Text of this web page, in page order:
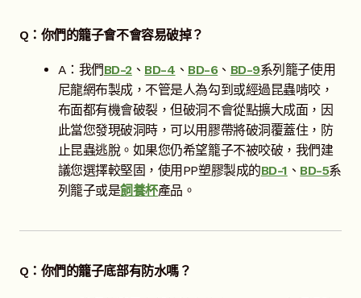
Q：你們的籠子會不會容易破掉？
A：我們BD-2、 BD-4 、 BD-6、 BD-9系列籠子使用
尼龍網布製成，不管是人為勾到或經過昆蟲啃咬，
布面都有機會破裂，但破洞不會從點擴大成面，因
此當您發現破洞時，可以用膠帶將破洞覆蓋住，防
止昆蟲逃脫。如果您仍希望籠子不被咬破，我們建
議您選擇較堅固，使用PP塑膠製成的BD-1 、 BD-5系
列籠子或是飼養杯產品。
Q：你們的籠子底部有防水嗎？